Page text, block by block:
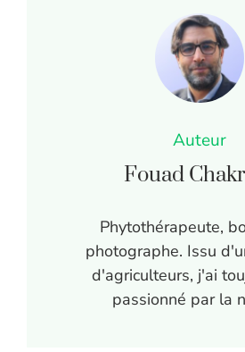
Auteur
Fouad
Phytothérapeute,
photographe. Issu
d'agriculteurs, j'ai
passionné par la